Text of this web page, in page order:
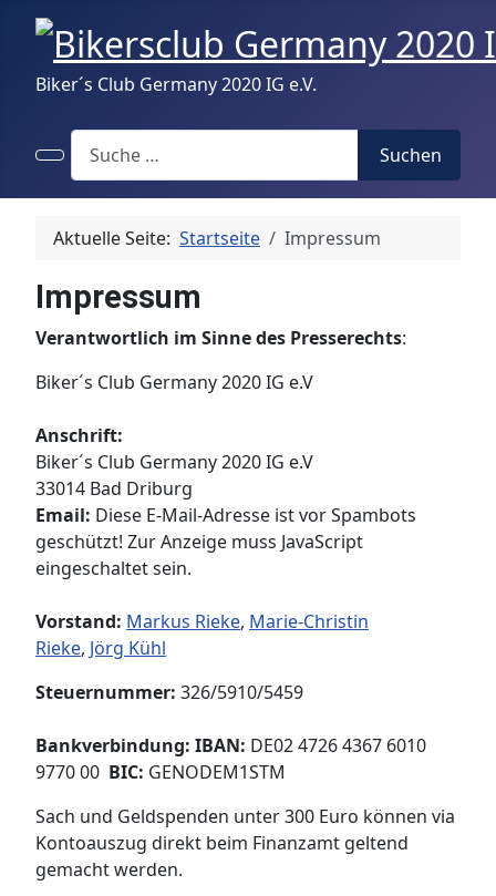
Biker´s Club Germany 2020 IG e.V.
Search
Suchen
Aktuelle Seite: Startseite Impressum
Impressum
Verantwortlich im Sinne des Presserechts:
Biker´s Club Germany 2020 IG e.V
Anschrift:
Biker´s Club Germany 2020 IG e.V
33014 Bad Driburg
Email: Diese E-Mail-Adresse ist vor Spambots
geschützt! Zur Anzeige muss JavaScript
eingeschaltet sein.
Vorstand: Markus Rieke, Marie-Christin
Rieke, Jörg Kühl
Steuernummer: 326/5910/5459
Bankverbindung: IBAN: DE02 4726 4367 6010
9770 00 BIC: GENODEM1STM
Sach und Geldspenden unter 300 Euro können via
Kontoauszug direkt beim Finanzamt geltend
gemacht werden.